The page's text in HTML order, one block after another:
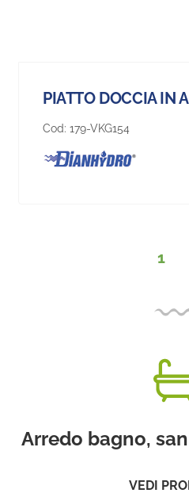
PIATTO DOCCIA IN
Cod: 179-VKG154
1
Arredo bagno,
VEDI